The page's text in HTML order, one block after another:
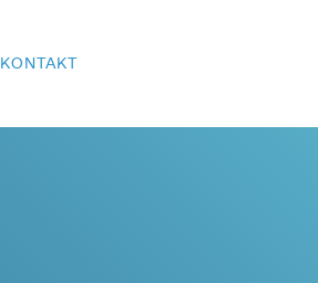
KONTAKT